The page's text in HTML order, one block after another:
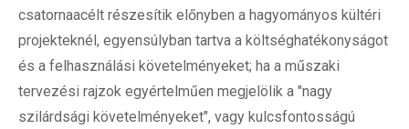
csatornaacélt részesítik előnyben a hagyományos kültéri
projekteknél, egyensúlyban tartva a költséghatékonyságot
és a felhasználási követelményeket; ha a műszaki
tervezési rajzok egyértelműen megjelölik a "nagy
szilárdsági követelményeket", vagy kulcsfontosságú